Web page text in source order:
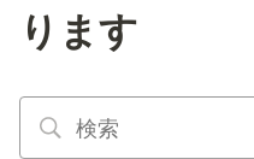
ります